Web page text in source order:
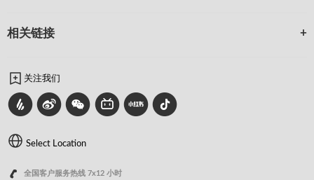
相关链接
关注我们
Select Location
全国客户服务热线 7x12 小时